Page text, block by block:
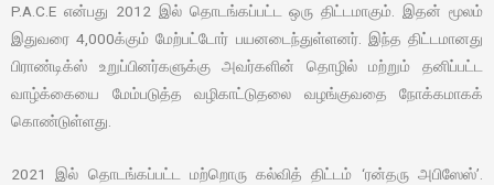
P.A.C.E என்பது 2012 இல் தொடங்கப்பட்ட ஒரு திட்டமாகும். இதன் மூலம்
இதுவரை 4,000க்கும் மேற்பட்டோர் பயனடைந்துள்ளனர். இந்த திட்டமானது
பிராண்டிக்ஸ் உறுப்பினர்களுக்கு அவர்களின் தொழில் மற்றும் தனிப்பட்ட
வாழ்க்கையை மேம்படுத்த வழிகாட்டுதலை வழங்குவதை நோக்கமாகக்
கொண்டுள்ளது.
2021 இல் தொடங்கப்பட்ட மற்றொரு கல்வித் திட்டம் ‘ரன்தரு அபிஸேஸ்’.